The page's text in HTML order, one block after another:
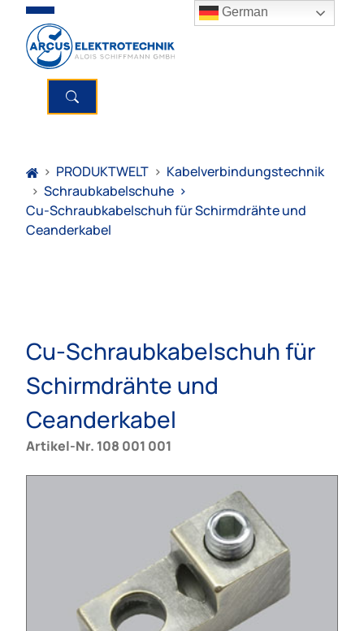
> PRODUKTWELT > Kabelverbindungstechnik
> Schraubkabelschuhe >
Cu-Schraubkabelschuh für Schirmdrähte und
Ceanderkabel
Cu-Schraubkabelschuh für
Schirmdrähte und
Ceanderkabel
Artikel-Nr. 108 001 001
German